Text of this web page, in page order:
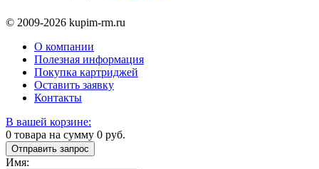
© 2009-2026 kupim-rm.ru
О компании
Полезная информация
Покупка картриджей
Оставить заявку
Контакты
В вашей корзине:
0 товара на сумму 0 руб.
Отправить запрос
Имя: